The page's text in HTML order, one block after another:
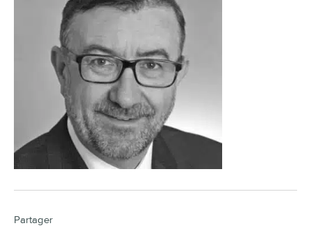
Partager